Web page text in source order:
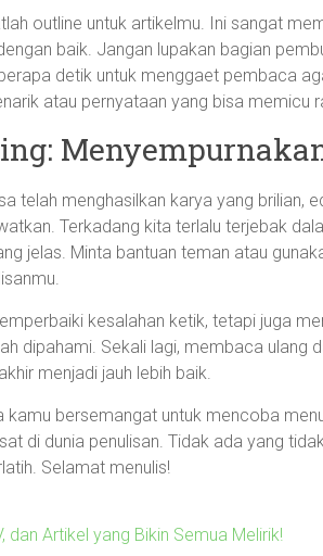
outline untuk artikelmu. Ini sangat
baik. Jangan lupakan bagian
detik untuk menggaet pembaca
atau pernyataan yang bisa memicu
telah menghasilkan karya yang brilian,
Terkadang kita terlalu terjebak
jelas. Minta bantuan teman atau
kesalahan ketik, tetapi juga
dipahami. Sekali lagi, membaca ulang
menjadi jauh lebih baik.
kamu bersemangat untuk mencoba
di dunia penulisan. Tidak ada yang
Selamat menulis!
dan Artikel yang Bikin Semua Melirik!